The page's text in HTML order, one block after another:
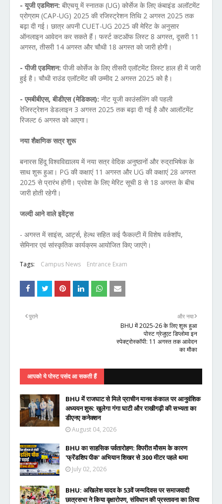
- यूजी एडमिशन: बीएचयू में स्नातक (UG) कोर्सेज के लिए कंबाइंड अलॉटमेंट
प्रोग्राम (CAP-UG) 2025 की रजिस्ट्रेशन तिथि 2 अगस्त 2025 तक
बढ़ा दी गई। छात्र अपनी CUET-UG 2025 की मेरिट के अनुसार
ऑनलाइन आवेदन कर सकते हैं। फर्स्ट कटऑफ लिस्ट 8 अगस्त, दूसरी 11
अगस्त, तीसरी 14 अगस्त और चौथी 18 अगस्त को जारी होगी।
- पीजी एडमिशन: पीजी कोर्सेज के लिए तीसरी एलॉटमेंट लिस्ट हाल ही में जारी
हुई है। चौथी राउंड एलॉटमेंट की उम्मीद 2 अगस्त 2025 को है।
- एमबीबीएस, बीडीएस (मेडिकल): नीट यूजी काउंसलिंग की पहली
रेजिस्ट्रेशन डेडलाइन 3 अगस्त 2025 तक बढ़ा दी गई है और आलॉटमेंट
रिजल्ट 6 अगस्त को आएगा।
नया शैक्षणिक सत्र शुरू
बनारस हिंदू विश्वविद्यालय में नया सत्र वेदिक अनुष्ठानों और रुद्राभिषेक के
साथ शुरू हुआ। PG की कक्षाएं 11 अगस्त और UG की कक्षाएं 28 अगस्त
2025 से प्रारंभ होंगी। प्रवेश के लिए मेरिट सूची 8 से 18 अगस्त के बीच
जारी होती रहेगी।
जल्दी आने वाले इवेंट्स
- अगस्त में साइंस, आर्ट्स, हेल्थ सहित कई फैकल्टी में विशेष वर्कशॉप,
सेमिनार एवं सांस्कृतिक कार्यक्रम आयोजित किए जाएंगे।
Tags: Campus News Entrance Exam
और नया
BHU में 2025-26 के लिए शुरू हुआ
पोस्ट ग्रेजुएट डिप्लोमा इन
स्पेक्ट्रोस्कॉपी: 11 अगस्त तक आवेदन
का मौका
पुराने
आपको ये पोस्ट पसंद आ सकती हैं
BHU में राजघाट से मिले प्राचीन मानव कंकाल पर आनुवंशिक
अध्ययन शुरू: खुलेगा गंगा घाटी और राखीगढ़ी की सभ्यता का
डीएनए कनेक्शन
August 04, 2026
BHU का साहसिक पर्वतारोहण: विपरीत मौसम के कारण
'फ्रेंडशिप पीक' अभियान शिखर से 300 मीटर पहले थमा
July 02, 2026
BHU: अखिलेश यादव के 53वें जन्मदिवस पर समाजवादी
छात्रसभा ने किया वृक्षारोपण, संविधान की प्रस्तावना का लिया